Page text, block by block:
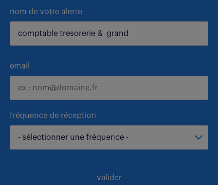
nom de votre alerte
email
fréquence de réception
- sélectionner une fréquence -
valider